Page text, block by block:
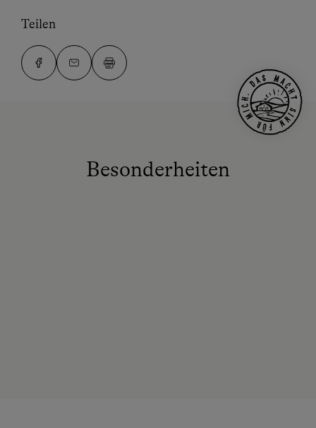
Teilen
Besonderheiten